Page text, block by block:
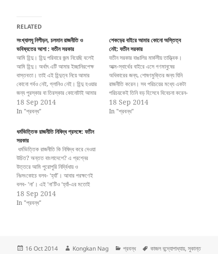
RELATED
সংখ্যালঘু নিপীড়ন, চলমান রাজনীতি ও
ভবিষ্যতের আশা : যতীন সরকার
আমি হিন্দু। হিন্দু পরিবারে জন্ম নিয়েছি বলেই
আমি হিন্দু। অর্থাৎ এটি আমার ইচ্ছানিরপেক্ষ
বাস্তবতা। তাই এই হিন্দুত্ব নিয়ে আমার
কোনো গর্বও নেই, গ্লানিও নেই। হিন্দু হওয়ার
জন্য পুরস্কার বা তিরস্কার কোনোটাই আমার
প্রাপ্য বলে আমি মনে করি না। অথচ কী
আশ্চর্য, প্রতি মুহূর্তেই এই হিন্দুত্বের দায়
18 Sep 2014
In "প্রবন্ধ"
শেকড়ের বাইরে আমার কোনো অস্তিত্ব
নেই: যতীন সরকার
যতীন সরকার বাঙালির মার্কসীয় তাত্ত্বিক।
আত্ম-স্বার্থের বাইরে এসে গণমানুষের
অধিকারের জন্য, শোষণমুক্তির জন্য যিনি
রাজনীতি করেন। সব পরিচয়ের মধ্যে একটা
পরিচয়কেই তিনি বড় হিসেবে বিবেচনা করেন-
সেটা হচ্ছে তিনি শিক্ষক। শিক্ষকতাই তার
কর্ম। এই শিক্ষকতার মাধ্যমেই তিনি মানুষের
18 Sep 2014
In "প্রবন্ধ"
ধর্মভিত্তিক রাজনীতি নিষিদ্ধ প্রসঙ্গে: যতীন
সরকার
ধর্মভিত্তিক রাজনীতি কি নিষিদ্ধ করে দেওয়া
উচিত? অন্তত বাংলাদেশে? এ প্রশ্নের
উত্তরে আমি পুরোপুরি নির্দ্বিধায় ও
নিঃসংকোচে বলব- ‘হ্যাঁ’। আবার পরক্ষণেই
বলব- ‘না’। এই ‘না’টিও ‘হ্যাঁ-এর মতোই
একই রকম দ্বিধাহীন চিত্তে নিঃসংকোচেই
বলব। কেন এ রকম দুই বিপরীত কথা এক
18 Sep 2014
In "প্রবন্ধ"
Posted
16 Oct 2014 Author
Kongkan Nag Categories
প্রবন্ধ Tags
কাজল বন্দ্যোপাধ্যায়,সুকান্ত